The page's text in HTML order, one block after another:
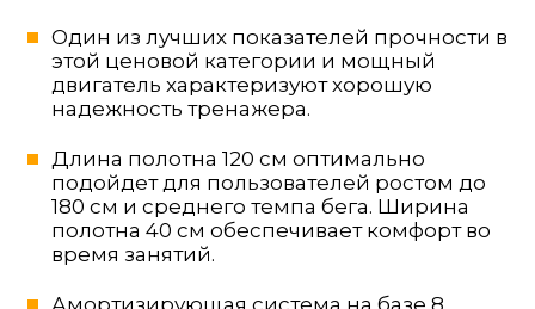
Один из лучших показателей прочности в
этой ценовой категории и мощный
двигатель характеризуют хорошую
надежность тренажера.
Длина полотна 120 см оптимально
подойдет для пользователей ростом до
180 см и среднего темпа бега. Ширина
полотна 40 см обеспечивает комфорт во
время занятий.
Амортизирующая система на базе 8